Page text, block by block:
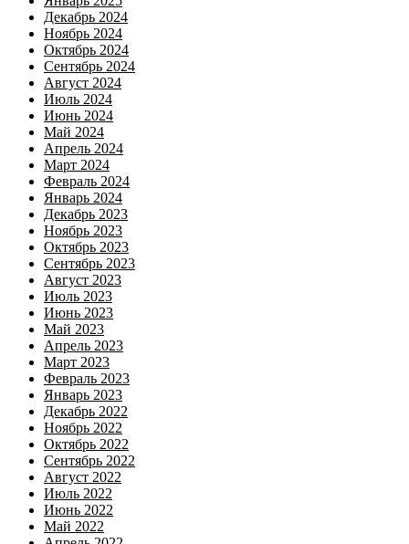
Декабрь 2024
Ноябрь 2024
Октябрь 2024
Сентябрь 2024
Август 2024
Июль 2024
Июнь 2024
Май 2024
Апрель 2024
Март 2024
Февраль 2024
Январь 2024
Декабрь 2023
Ноябрь 2023
Октябрь 2023
Сентябрь 2023
Август 2023
Июль 2023
Июнь 2023
Май 2023
Апрель 2023
Март 2023
Февраль 2023
Январь 2023
Декабрь 2022
Ноябрь 2022
Октябрь 2022
Сентябрь 2022
Август 2022
Июль 2022
Июнь 2022
Май 2022